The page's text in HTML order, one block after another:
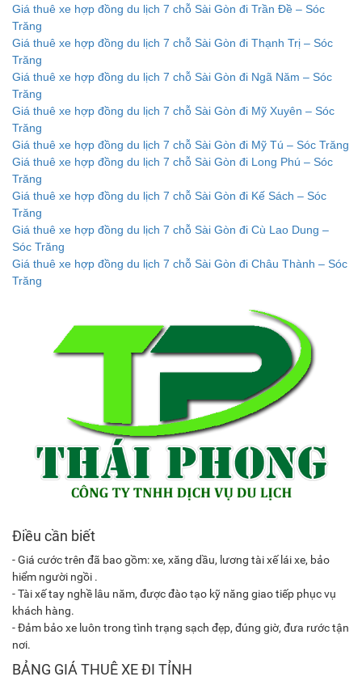
Giá thuê xe hợp đồng du lịch 7 chỗ Sài Gòn đi Trần Đề – Sóc
Trăng
Giá thuê xe hợp đồng du lịch 7 chỗ Sài Gòn đi Thạnh Trị – Sóc
Trăng
Giá thuê xe hợp đồng du lịch 7 chỗ Sài Gòn đi Ngã Năm – Sóc
Trăng
Giá thuê xe hợp đồng du lịch 7 chỗ Sài Gòn đi Mỹ Xuyên – Sóc
Trăng
Giá thuê xe hợp đồng du lịch 7 chỗ Sài Gòn đi Mỹ Tú – Sóc Trăng
Giá thuê xe hợp đồng du lịch 7 chỗ Sài Gòn đi Long Phú – Sóc
Trăng
Giá thuê xe hợp đồng du lịch 7 chỗ Sài Gòn đi Kế Sách – Sóc
Trăng
Giá thuê xe hợp đồng du lịch 7 chỗ Sài Gòn đi Cù Lao Dung –
Sóc Trăng
Giá thuê xe hợp đồng du lịch 7 chỗ Sài Gòn đi Châu Thành – Sóc
Trăng
Điều cần biết
- Giá cước trên đã bao gồm: xe, xăng dầu, lương tài xế lái xe, bảo
hiểm người ngồi .
- Tài xế tay nghề lâu năm, được đào tạo kỹ năng giao tiếp phục vụ
khách hàng.
- Đảm bảo xe luôn trong tình trạng sạch đẹp, đúng giờ, đưa rước tận
nơi.
BẢNG GIÁ THUÊ XE ĐI TỈNH